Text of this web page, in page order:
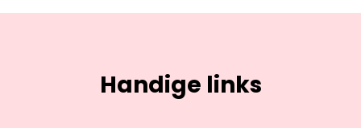
Handige links